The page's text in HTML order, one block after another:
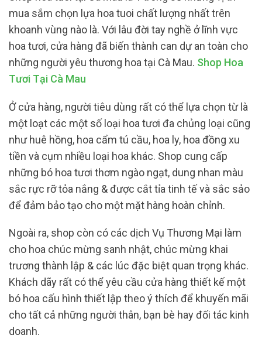
mua sắm chọn lựa hoa tuoi chất lượng nhất trên
khoanh vùng nào là. Với lâu đời tay nghề ở lĩnh vực
hoa tươi, cửa hàng đã biến thành can dự an toàn cho
những người yêu thương hoa tại Cà Mau. Shop Hoa
Tươi Tại Cà Mau
Ở cửa hàng, người tiêu dùng rất có thể lựa chọn từ là
một loạt các một số loại hoa tươi đa chủng loại cũng
như huê hồng, hoa cẩm tú cầu, hoa ly, hoa đồng xu
tiền và cụm nhiều loại hoa khác. Shop cung cấp
những bó hoa tươi thơm ngào ngạt, dung nhan màu
sắc rực rỡ tỏa nắng & được cắt tỉa tinh tế và sắc sảo
để đảm bảo tạo cho một mặt hàng hoàn chỉnh.
Ngoài ra, shop còn có các dịch Vụ Thương Mại làm
cho hoa chúc mừng sanh nhật, chúc mừng khai
trương thành lập & các lúc đặc biệt quan trọng khác.
Khách dãy rất có thể yêu cầu cửa hàng thiết kế một
bó hoa cấu hình thiết lập theo ý thích để khuyến mãi
cho tất cả những người thân, bạn bè hay đối tác kinh
doanh.